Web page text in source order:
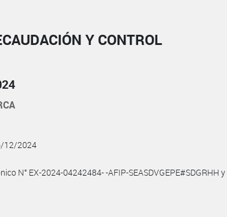
Y CONTROL
12/2024
N° EX-2024-04242484- -AFIP-SEASDVGEPE#SDGRHH y